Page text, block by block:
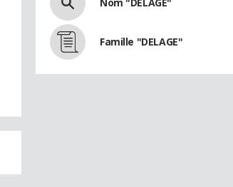
Famille "DELAGE"